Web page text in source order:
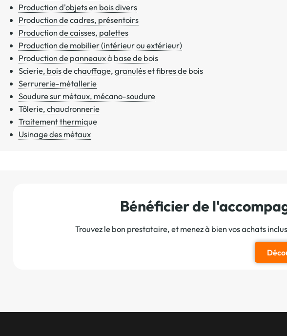
Production d'objets en bois divers
Production de cadres, présentoirs
Production de caisses, palettes
Production de mobilier (intérieur ou extérieur)
Production de panneaux à base de bois
Scierie, bois de chauffage, granulés et fibres de bois
Serrurerie-métallerie
Soudure sur métaux, mécano-soudure
Tôlerie, chaudronnerie
Traitement thermique
Usinage des métaux
Bénéficier de
Trouvez le bon prestataire, et menez à bien vos achats